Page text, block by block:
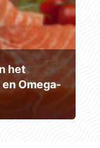
het
Omega-